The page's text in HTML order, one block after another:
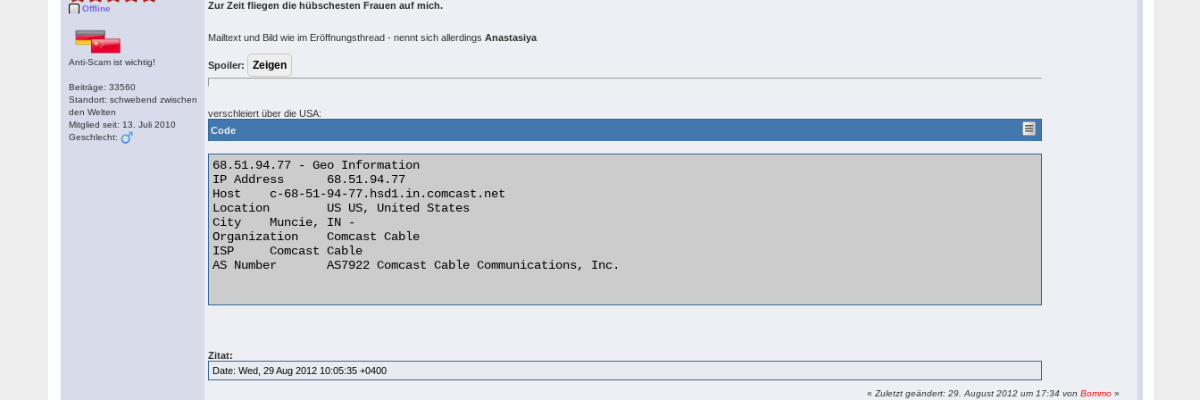
Offline
Anti-Scam ist wichtig!
Beiträge: 33560
Standort: schwebend zwischen
den Welten
Mitglied seit: 13. Juli 2010
Geschlecht:
Zur Zeit fliegen die hübschesten Frauen auf mich.
Mailtext und Bild wie im Eröffnungsthread - nennt sich allerdingsAnastasiya
Spoiler:
verschleiert über die USA:
Code
68.51.94.77 - Geo Information
IP Address 	68.51.94.77
Host 	c-68-51-94-77.hsd1.in.comcast.net
Location 	US US, United States
City 	Muncie, IN -
Organization 	Comcast Cable
ISP 	Comcast Cable
AS Number 	AS7922 Comcast Cable Communications, Inc.
Zitat:
Date: Wed, 29 Aug 2012 10:05:35 +0400
«Zuletzt geändert: 29. August 2012 um 17:34 vonBommo »